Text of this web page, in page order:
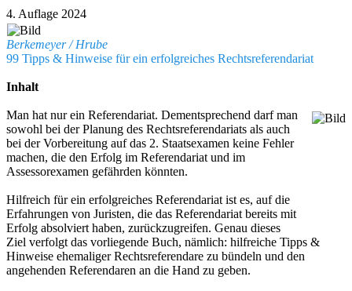
4. Auflage 2024
Berkemeyer / Hrube
99 Tipps & Hinweise für ein erfolgreiches Rechtsreferendariat
Inhalt
Man hat nur ein Referendariat. Dementsprechend darf man
sowohl bei der Planung des Rechtsreferendariats als auch
bei der Vorbereitung auf das 2. Staatsexamen keine Fehler
machen, die den Erfolg im Referendariat und im
Assessorexamen gefährden könnten.
Hilfreich für ein erfolgreiches Referendariat ist es, auf die
Erfahrungen von Juristen, die das Referendariat bereits mit
Erfolg absolviert haben, zurückzugreifen. Genau dieses
Ziel verfolgt das vorliegende Buch, nämlich: hilfreiche Tipps &
Hinweise ehemaliger Rechtsreferendare zu bündeln und den
angehenden Referendaren an die Hand zu geben.